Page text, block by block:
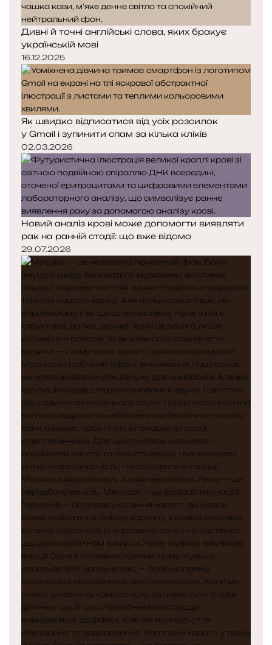
к
а
к
а
Дивні й точні англійські слова, яких бракує
українській мові
16.12.2025
Як швидко відписатися від усіх розсилок
у Gmail і зупинити спам за кілька кліків
02.03.2026
Новий аналіз крові може допомогти виявляти
рак на ранній стадії: що вже відомо
29.07.2026